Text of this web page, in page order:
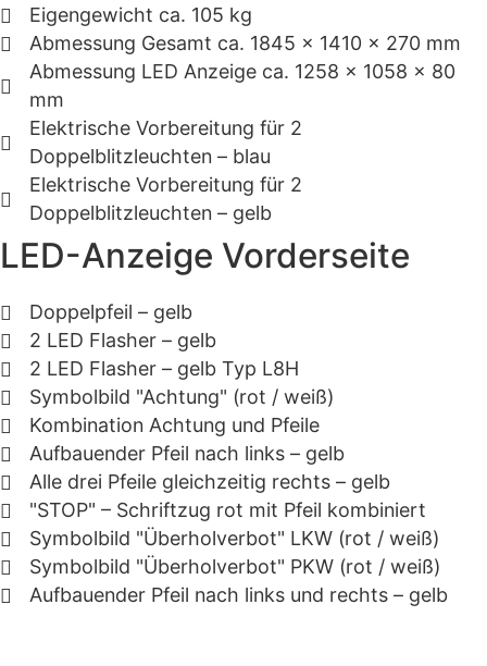
Eigengewicht ca. 105 kg
Abmessung Gesamt ca. 1845 x 1410 x 270 mm
Abmessung LED Anzeige ca. 1258 x 1058 x 80
mm
Elektrische Vorbereitung für 2
Doppelblitzleuchten – blau
Elektrische Vorbereitung für 2
Doppelblitzleuchten – gelb
LED-Anzeige Vorderseite
Doppelpfeil – gelb
2 LED Flasher – gelb
2 LED Flasher – gelb Typ L8H
Symbolbild "Achtung" (rot / weiß)
Kombination Achtung und Pfeile
Aufbauender Pfeil nach links – gelb
Alle drei Pfeile gleichzeitig rechts – gelb
"STOP" – Schriftzug rot mit Pfeil kombiniert
Symbolbild "Überholverbot" LKW (rot / weiß)
Symbolbild "Überholverbot" PKW (rot / weiß)
Aufbauender Pfeil nach links und rechts – gelb